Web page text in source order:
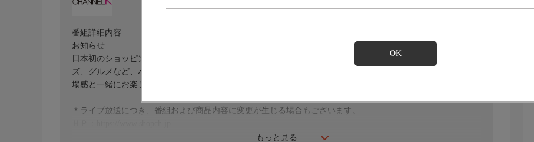
OK
もっと見る
番組詳細内容
お知らせ
日本初のショッピング専門チャンネルとして1996年にスタート。ファッション、ビューティー、ホームグッ
ズ、グルメなど、バイヤーが厳選した商品を24時間ご紹介。世界中の逸品に出会う喜びを生放送ならではの臨
場感と一緒にお楽しみください。
＊ライブ放送につき、番組および商品内容に変更が生じる場合もございます。